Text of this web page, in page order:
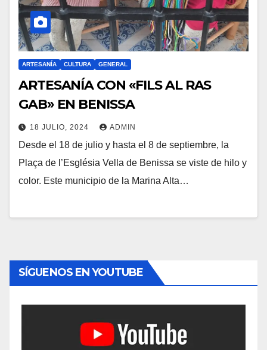
ARTESANÍA CULTURA GENERAL
ARTESANÍA CON «FILS AL RAS
GAB» EN BENISSA
18 JULIO, 2024 ADMIN
Desde el 18 de julio y hasta el 8 de septiembre, la
Plaça de l’Església Vella de Benissa se viste de hilo y
color. Este municipio de la Marina Alta…
SÍGUENOS EN YOUTUBE